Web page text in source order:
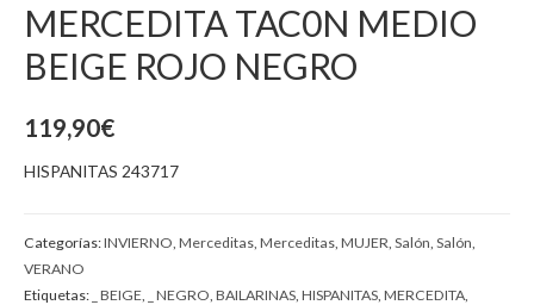
MERCEDITA TAC0N MEDIO
BEIGE ROJO NEGRO
119,90€
HISPANITAS 243717
Categorías:INVIERNO Merceditas Merceditas MUJER Salón Salón
VERANO
Etiquetas: _ BEIGE _ NEGRO BAILARINAS HISPANITAS MERCEDITA